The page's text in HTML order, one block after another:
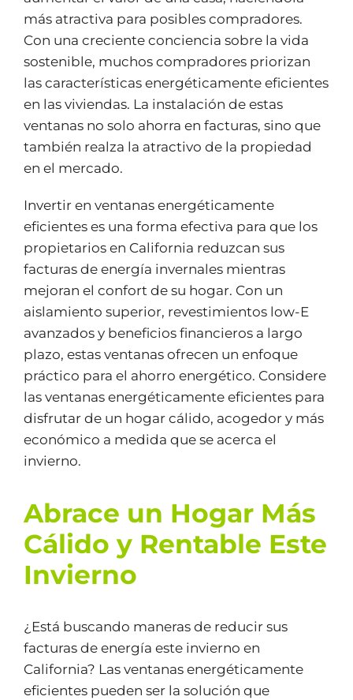
más atractiva para posibles compradores.
Con una creciente conciencia sobre la vida
sostenible, muchos compradores priorizan
las características energéticamente eficientes
en las viviendas. La instalación de estas
ventanas no solo ahorra en facturas, sino que
también realza la atractivo de la propiedad
en el mercado.
Invertir en ventanas energéticamente
eficientes es una forma efectiva para que los
propietarios en California reduzcan sus
facturas de energía invernales mientras
mejoran el confort de su hogar. Con un
aislamiento superior, revestimientos low-E
avanzados y beneficios financieros a largo
plazo, estas ventanas ofrecen un enfoque
práctico para el ahorro energético. Considere
las ventanas energéticamente eficientes para
disfrutar de un hogar cálido, acogedor y más
económico a medida que se acerca el
invierno.
Abrace un Hogar Más
Cálido y Rentable Este
Invierno
¿Está buscando maneras de reducir sus
facturas de energía este invierno en
California? Las ventanas energéticamente
eficientes pueden ser la solución que